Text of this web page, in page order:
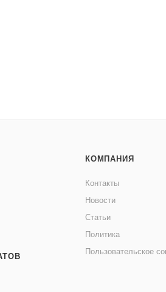
КОМПАНИЯ
Контакты
Новости
Статьи
Политика
Пользовательское